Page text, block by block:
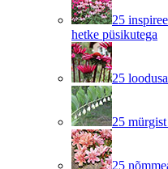
25
hetke püsikutega
25
25
25